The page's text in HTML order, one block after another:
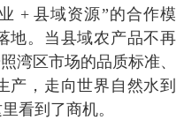
+ 县域资源”的合作模
地。当县域农产品不再
湾区市场的品质标准、
产，走向世界自然水到
看到了商机。